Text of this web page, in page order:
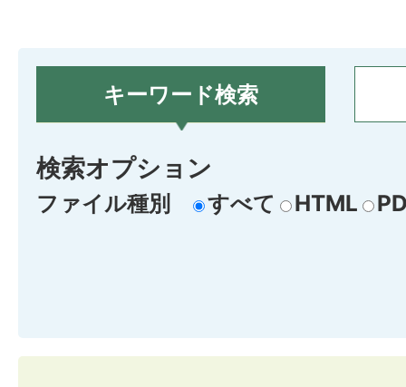
キーワード検索
検索オプション
ファイル種別 すべて HTML